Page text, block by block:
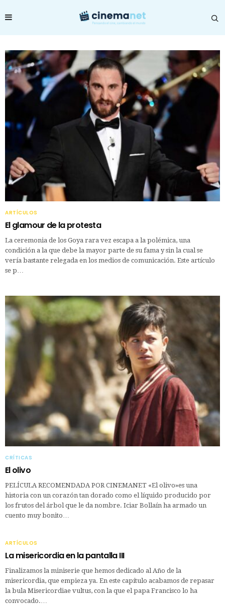
ARTÍCULOS
El glamour de la protesta
La ceremonia de los Goya rara vez escapa a la polémica, una
condición a la que debe la mayor parte de su fama y sin la cual se
vería bastante relegada en los medios de comunicación. Este artículo
se p…
CRÍTICAS
El olivo
PELÍCULA RECOMENDADA POR CINEMANET «El olivo»es una
historia con un corazón tan dorado como el líquido producido por
los frutos del árbol que le da nombre. Iciar Bollaín ha armado un
cuento muy bonito…
ARTÍCULOS
La misericordia en la pantalla III
Finalizamos la miniserie que hemos dedicado al Año de la
misericordia, que empieza ya. En este capítulo acabamos de repasar
la bula Misericordiae vultus, con la que el papa Francisco lo ha
convocado.…